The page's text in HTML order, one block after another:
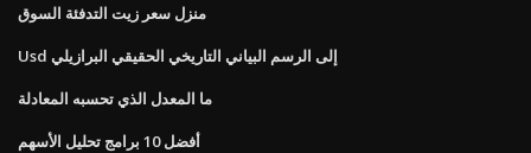
منزل سعر زيت التدفئة السوق
Usd إلى الرسم البياني التاريخي الحقيقي البرازيلي
ما المعدل الذي تحسبه المعادلة
أفضل 10 برامج تحليل الأسهم